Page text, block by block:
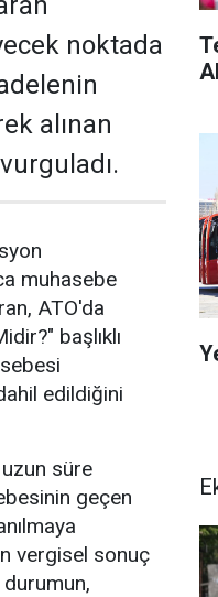
noktada
alınan
muhasebe
ATO'da
başlıklı
edildiğini
süre
geçen
vergisel sonuç
durumun,